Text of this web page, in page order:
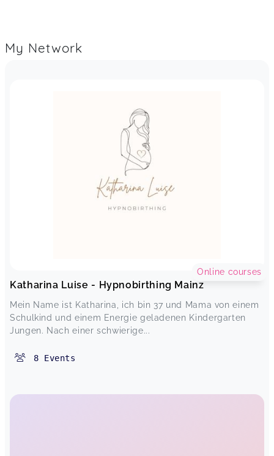
My Network
Katharina Luise - Hypnobirthing Mainz
Mein Name ist Katharina, ich bin 37 und Mama von einem
Schulkind und einem Energie geladenen Kindergarten
Jungen. Nach einer schwierige...
Online courses
8 Events